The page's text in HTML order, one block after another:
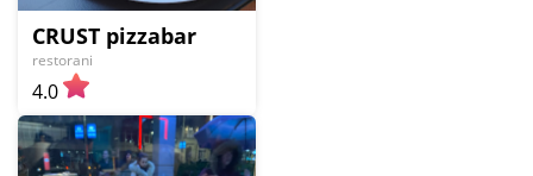
CRUST pizzabar
restorani
4.0